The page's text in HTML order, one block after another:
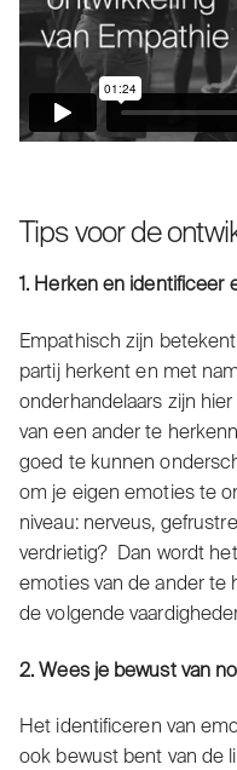
Tips voor de
1. Herken en identificeer
Empathisch zijn
partij herkent en met
onderhandelaars zijn
van een ander te
goed te kunnen
om je eigen emoties te
niveau: nerveus,
verdrietig? Dan wordt
emoties van de ander te
de volgende
2. Wees je bewust van
Het identificeren van
ook bewust bent van de